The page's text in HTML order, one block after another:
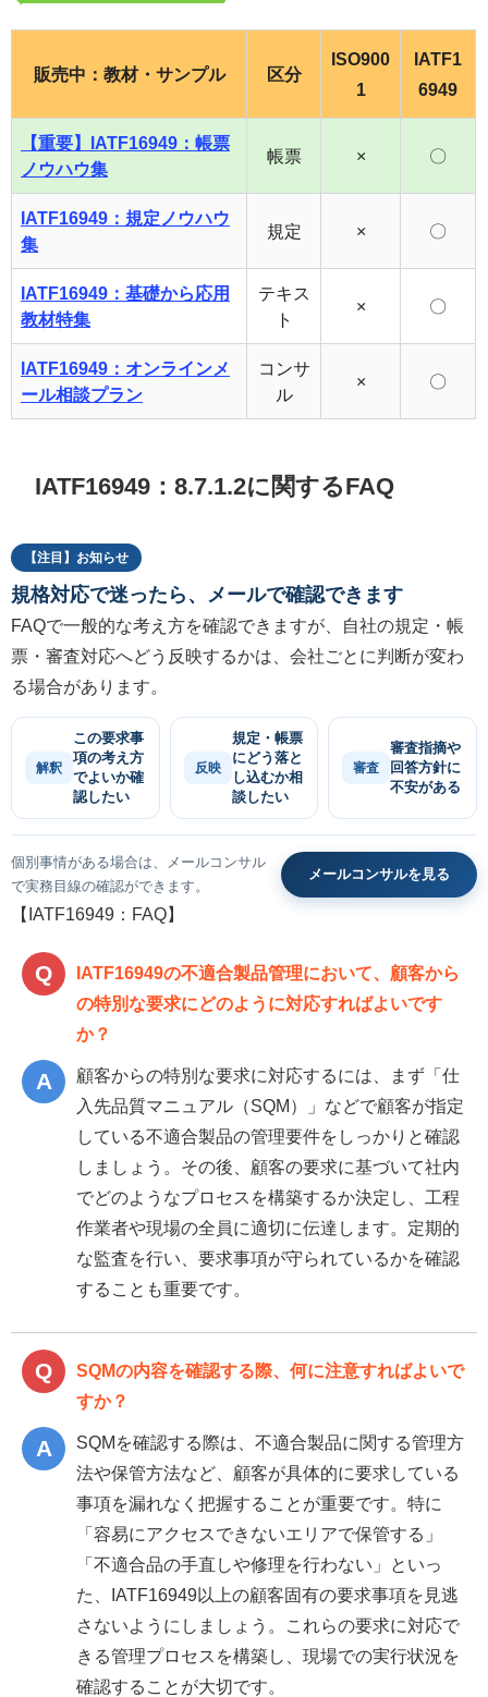
販売中：教材・サンプル 区分
ISO900
1
IATF1
6949
【重要】IATF16949：帳票
ノウハウ集
帳票 × 〇
IATF16949：規定ノウハウ
集
規定 × 〇
IATF16949：基礎から応用
教材特集
テキス
ト
× 〇
IATF16949：オンラインメ
ール相談プラン
コンサ
ル
× 〇
IATF16949：8.7.1.2に関するFAQ
【注目】お知らせ
規格対応で迷ったら、メールで確認できます
FAQで一般的な考え方を確認できますが、自社の規定・帳
票・審査対応へどう反映するかは、会社ごとに判断が変わ
る場合があります。
解釈
この要求事
項の考え方
でよいか確
認したい
反映
規定・帳票
にどう落と
し込むか相
談したい
審査
審査指摘や
回答方針に
不安がある
個別事情がある場合は、メールコンサル
で実務目線の確認ができます。
メールコンサルを見る
【IATF16949：FAQ】
IATF16949の不適合製品管理において、顧客から
の特別な要求にどのように対応すればよいです
か？
顧客からの特別な要求に対応するには、まず「仕
入先品質マニュアル（SQM）」などで顧客が指定
している不適合製品の管理要件をしっかりと確認
しましょう。その後、顧客の要求に基づいて社内
でどのようなプロセスを構築するか決定し、工程
作業者や現場の全員に適切に伝達します。定期的
な監査を行い、要求事項が守られているかを確認
することも重要です。
SQMの内容を確認する際、何に注意すればよいで
すか？
SQMを確認する際は、不適合製品に関する管理方
法や保管方法など、顧客が具体的に要求している
事項を漏れなく把握することが重要です。特に
「容易にアクセスできないエリアで保管する」
「不適合品の手直しや修理を行わない」といっ
た、IATF16949以上の顧客固有の要求事項を見逃
さないようにしましょう。これらの要求に対応で
きる管理プロセスを構築し、現場での実行状況を
確認することが大切です。